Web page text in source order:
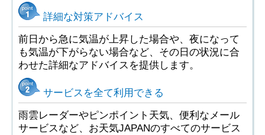
詳細な対策アドバイス
前日から急に気温が上昇した場合や、夜になって
も気温が下がらない場合など、その日の状況に合
わせた詳細なアドバイスを提供します。
サービスを全て利用できる
雨雲レーダーやピンポイント天気、便利なメール
サービスなど、お天気JAPANのすべてのサービス